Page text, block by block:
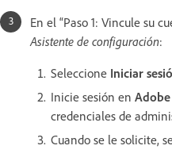
En el “Paso 1: Vincule su
Asistente de configuración:
Seleccione Iniciar
Inicie sesión en
credenciales de
Cuando se le solicite,